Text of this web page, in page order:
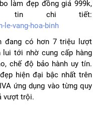
làm đẹp đồng giá 999k,
tin chi tiết:
le-vang-hoa-binh
đang có hơn 7 triệu lượt
lui tới nhờ cung cấp hàng
chế độ bảo hành uy tín.
hiện đại bậc nhất trên
ứng dụng vào từng quy
vượt trội.